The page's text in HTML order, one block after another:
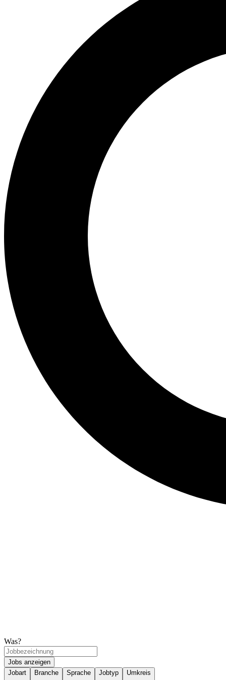
Was?
Jobs anzeigen
Jobart
Branche Sprache Jobtyp Umkreis